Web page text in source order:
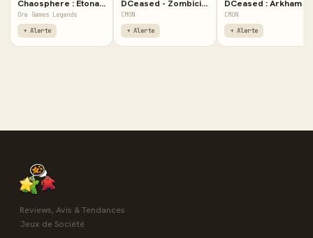
Chaosphere : Etonak Vanguard
Ora Games Legends
+ Alerte
DCeased - Zombicide
CMON
+ Alerte
CMON
+ Alerte
Reviews, Avis & Tendances
Jeux de Société